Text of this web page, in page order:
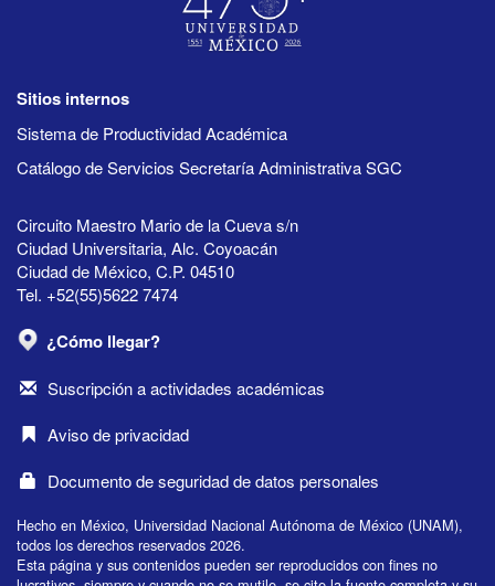
Sitios internos
Sistema de Productividad Académica
Catálogo de Servicios Secretaría Administrativa SGC
Circuito Maestro Mario de la Cueva s/n
Ciudad Universitaria, Alc. Coyoacán
Ciudad de México, C.P. 04510
Tel. +52(55)5622 7474
¿Cómo llegar?
Suscripción a actividades académicas
Aviso de privacidad
Documento de seguridad de datos personales
Hecho en México, Universidad Nacional Autónoma de México (UNAM),
todos los derechos reservados 2026.
Esta página y sus contenidos pueden ser reproducidos con fines no